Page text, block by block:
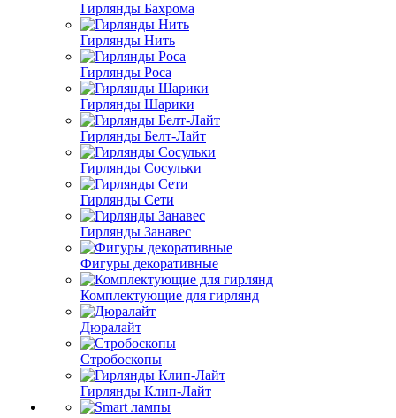
Гирлянды Бахрома
Гирлянды Нить
Гирлянды Роса
Гирлянды Шарики
Гирлянды Белт-Лайт
Гирлянды Сосульки
Гирлянды Сети
Гирлянды Занавес
Фигуры декоративные
Комплектующие для гирлянд
Дюралайт
Стробоскопы
Гирлянды Клип-Лайт